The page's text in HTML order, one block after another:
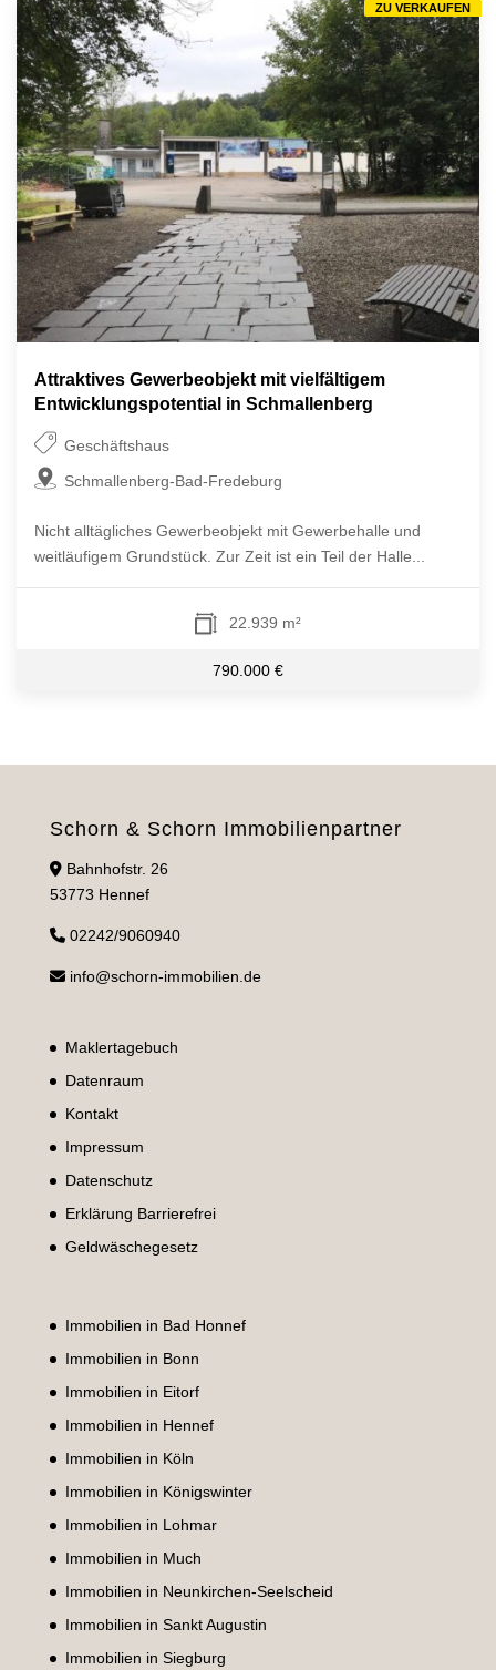
Attraktives Gewerbeobjekt mit vielfältigem
Entwicklungspotential in Schmallenberg
Geschäftshaus
Schmallenberg-Bad-Fredeburg
Nicht alltägliches Gewerbeobjekt mit Gewerbehalle und
weitläufigem Grundstück. Zur Zeit ist ein Teil der Halle...
22.939 m²
790.000 €
ZU VERKAUFEN
Schorn & Schorn Immobilienpartner
Bahnhofstr. 26
53773 Hennef
02242/9060940
info@schorn-immobilien.de
Maklertagebuch
Datenraum
Kontakt
Impressum
Datenschutz
Erklärung Barrierefrei
Geldwäschegesetz
Immobilien in Bad Honnef
Immobilien in Bonn
Immobilien in Eitorf
Immobilien in Hennef
Immobilien in Köln
Immobilien in Königswinter
Immobilien in Lohmar
Immobilien in Much
Immobilien in Neunkirchen-Seelscheid
Immobilien in Sankt Augustin
Immobilien in Siegburg